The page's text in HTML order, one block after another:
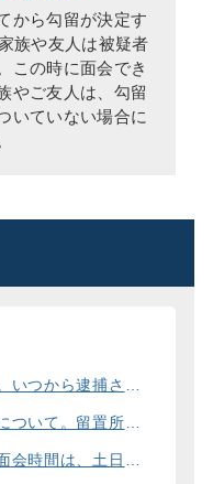
から勾留が決定す
族や友人は被疑者
この時に面会でき
やご友人は、勾留
いていない場合に
と面会することができますか？
を送る際の宛先の書き方は？
は、一度に面会できる人数は。